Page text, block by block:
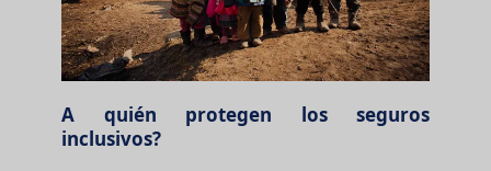
A quién protegen los seguros
inclusivos?